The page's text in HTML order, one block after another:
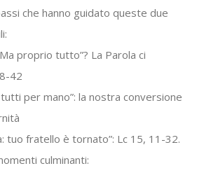
che hanno guidato queste due
proprio tutto”? La Parola ci
42
per mano”: la nostra conversione
tuo fratello è tornato”: Lc 15, 11-32.
culminanti: